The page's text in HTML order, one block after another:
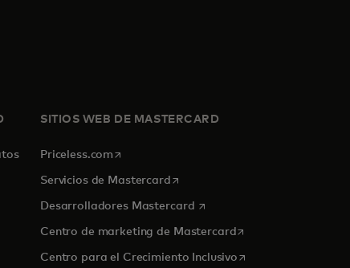
SITIOS WEB DE MASTERCARD
Priceless.com se abre en una pestaña nueva
Servicios de Mastercardse abre en una pestaña nueva
Desarrolladores Mastercard se abre en una pestaña
Centro de marketing de Mastercardse abre en una
Centro para el Crecimiento Inclusivose abre en una